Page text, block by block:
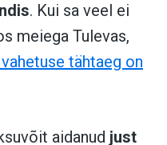
. Kui sa veel ei
meiega Tulevas,
tähtaeg on
aidanud just